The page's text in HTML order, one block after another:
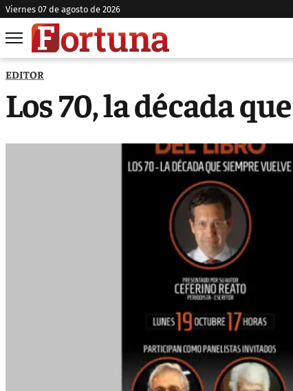
viernes 07 de agosto de 2026
EDITOR
Los 70, la década